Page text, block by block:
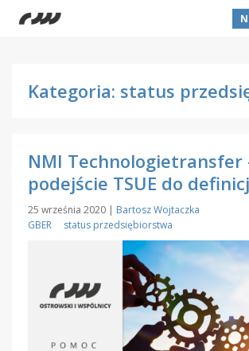
Kategoria: status
NMI Technologietransfer
podejście TSUE do
25 września 2020 | Bartosz Wojtaczka
GBER
status przedsiębiorstwa